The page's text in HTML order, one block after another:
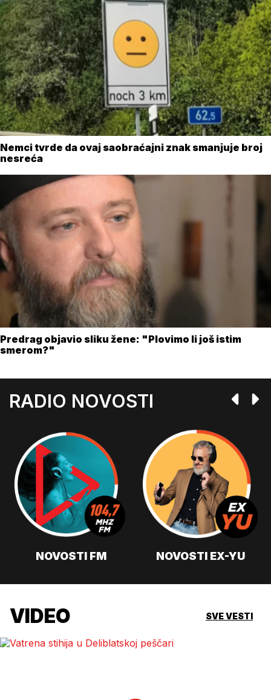
Nemci tvrde da ovaj saobraćajni znak smanjuje broj
nesreća
Predrag objavio sliku žene: "Plovimo li još istim
smerom?"
RADIO NOVOSTI
NOVOSTI FM NOVOSTI EX-YU
VIDEO SVE VESTI